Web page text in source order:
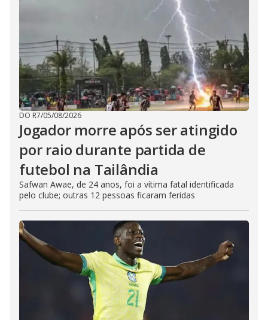
DO R7/05/08/2026
Jogador morre após ser atingido
por raio durante partida de
futebol na Tailândia
Safwan Awae, de 24 anos, foi a vítima fatal identificada
pelo clube; outras 12 pessoas ficaram feridas